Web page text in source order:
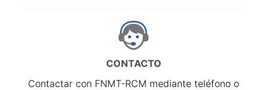
CONTACTO
Contactar con FNMT-RCM mediante teléfono o